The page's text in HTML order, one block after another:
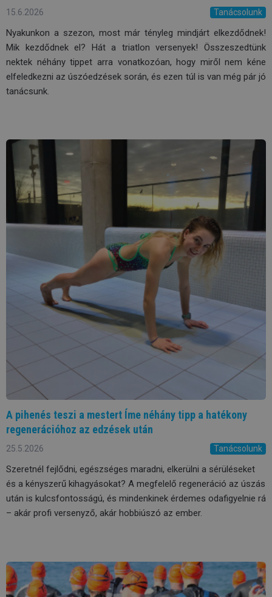
15.6.2026 Tanácsolunk
Nyakunkon a szezon, most már tényleg mindjárt elkezdődnek!
Mik kezdődnek el? Hát a triatlon versenyek! Összeszedtünk
nektek néhány tippet arra vonatkozóan, hogy miről nem kéne
elfeledkezni az úszóedzések során, és ezen túl is van még pár jó
tanácsunk.
A pihenés teszi a mestert Íme néhány tipp a hatékony
regenerációhoz az edzések után
25.5.2026 Tanácsolunk
Szeretnél fejlődni, egészséges maradni, elkerülni a sérüléseket
és a kényszerű kihagyásokat? A megfelelő regeneráció az úszás
után is kulcsfontosságú, és mindenkinek érdemes odafigyelnie rá
– akár profi versenyző, akár hobbiúszó az ember.